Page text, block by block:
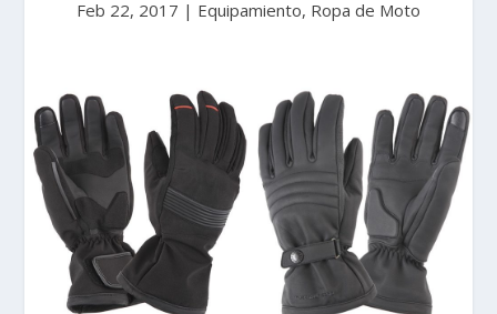
Feb 22, 2017 | Equipamiento, Ropa de Moto